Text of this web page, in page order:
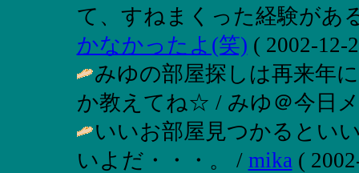
て、すねまくった経験があ
かなかったよ(笑) ( 2002-12-
みゆの部屋探しは再来年
か教えてね☆ / みゆ＠今日
いいお部屋見つかると
いよだ・・・。 / mika (